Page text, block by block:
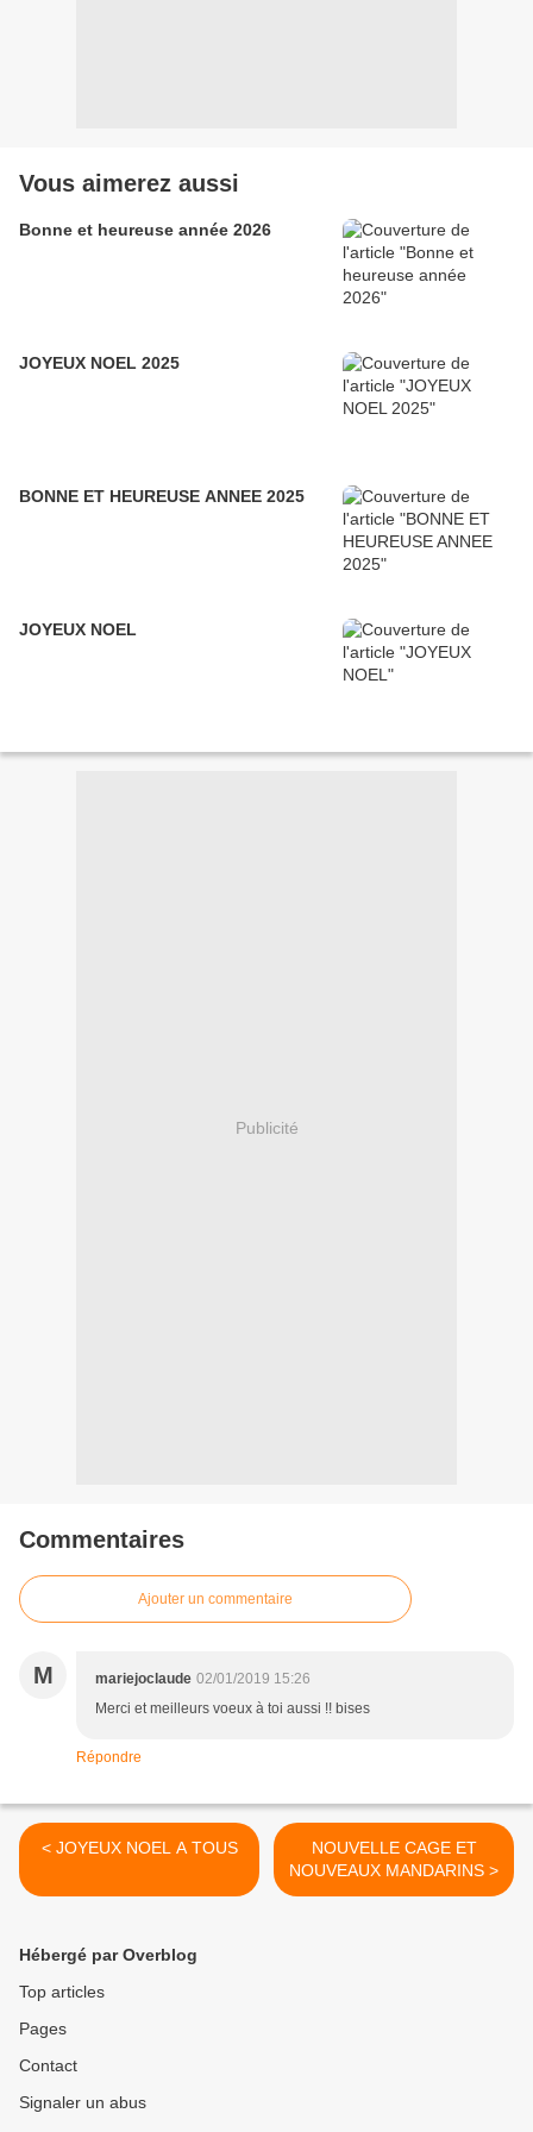
Vous aimerez aussi
Bonne et heureuse année 2026
JOYEUX NOEL 2025
BONNE ET HEUREUSE ANNEE 2025
JOYEUX NOEL
Publicité
Commentaires
Ajouter un commentaire
M mariejoclaude 02/01/2019 15:26
Merci et meilleurs voeux à toi aussi !! bises
Répondre
< JOYEUX NOEL A TOUS
NOUVELLE CAGE ET
NOUVEAUX MANDARINS >
Hébergé par Overblog
Top articles
Pages
Contact
Signaler un abus